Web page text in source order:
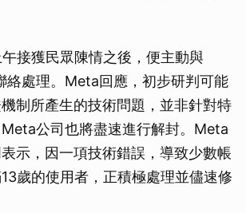
接獲民眾陳情之後，便主動與
絡處理。Meta回應，初步研判可能
制所產生的技術問題，並非針對特
公司也將盡速進行解封。Meta
示，因一項技術錯誤，導致少數帳
歲的使用者，正積極處理並儘速修